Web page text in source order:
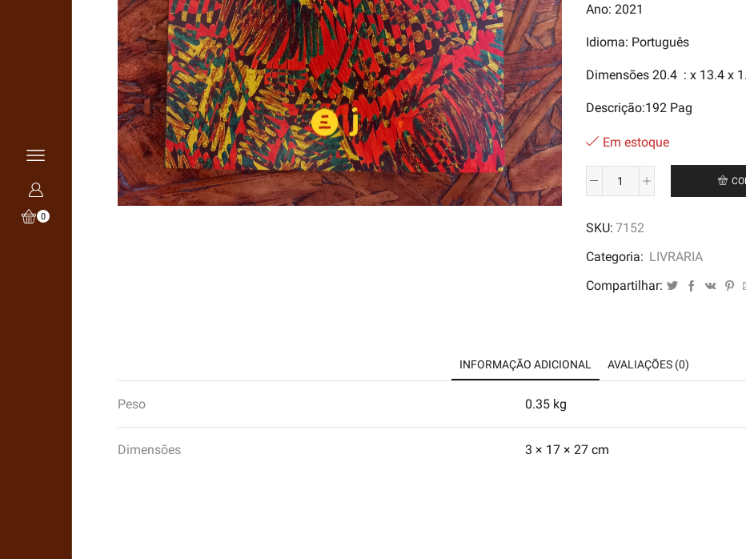
0
Ano: 2021
Idioma: Português
Dimensões ‏: 20.4 x
Descrição:192 Pag
Em estoque
da
sua
-
quantidade
SKU: 7152
Categoria: LIVRARIA
Compartilhar:
INFORMAÇÃO ADICIONAL AVALIAÇÕES (0)
Peso 0.35 kg
Dimensões 3 × 17 × 27 cm